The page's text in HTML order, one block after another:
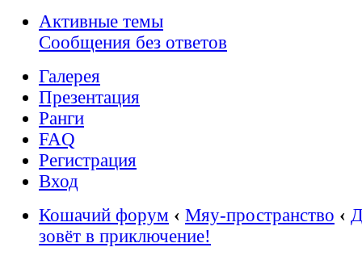
Активные темы
Сообщения без ответов
Галерея
Презентация
Ранги
FAQ
Регистрация
Вход
Кошачий форум ‹ Мяу-пространство ‹
зовёт в приключение!